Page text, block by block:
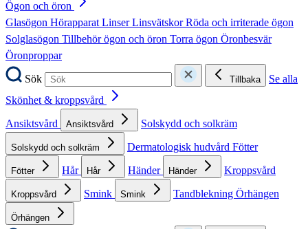
Ögon och öron
Glasögon HörapparatLinserLinsvätskorRöda och irriterade ögon
Solglasögon Tillbehör ögon och öron Torra ögon Öronbesvär
Öronproppar
Sök
Tillbaka
Se alla
Skönhet & kroppsvård
Ansiktsvård
Ansiktsvård Solskydd och solkräm
Solskydd och solkräm Dermatologisk hudvård Fötter
Fötter Hår Hår Händer Händer Kroppsvård
Kroppsvård Smink Smink Tandblekning Örhängen
Örhängen